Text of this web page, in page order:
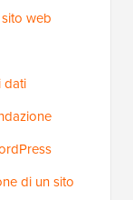
web
dati
di un sito